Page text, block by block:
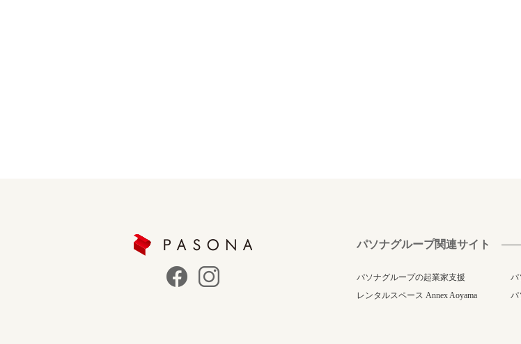
パソナグループ関連サイト
パソナグループの起業家支援 パ
レンタルスペース Annex Aoyama
パ